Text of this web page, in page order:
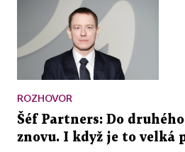
ROZHOVOR
Šéf Partners: Do
znovu. I když je to velká